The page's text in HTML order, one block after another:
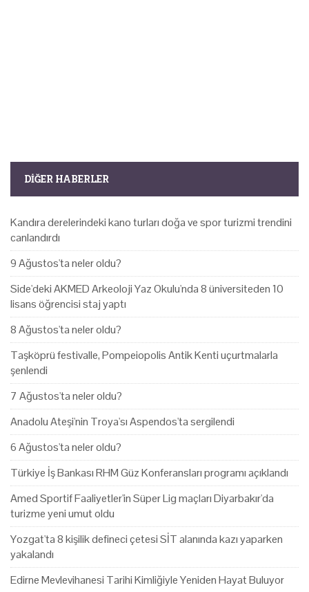
DIĞER HABERLER
Kandıra derelerindeki kano turları doğa ve spor turizmi trendini
canlandırdı
9 Ağustos'ta neler oldu?
Side'deki AKMED Arkeoloji Yaz Okulu'nda 8 üniversiteden 10
lisans öğrencisi staj yaptı
8 Ağustos'ta neler oldu?
Taşköprü festivalle, Pompeiopolis Antik Kenti uçurtmalarla
şenlendi
7 Ağustos'ta neler oldu?
Anadolu Ateşi'nin Troya'sı Aspendos'ta sergilendi
6 Ağustos'ta neler oldu?
Türkiye İş Bankası RHM Güz Konferansları programı açıklandı
Amed Sportif Faaliyetler'in Süper Lig maçları Diyarbakır'da
turizme yeni umut oldu
Yozgat'ta 8 kişilik defineci çetesi SİT alanında kazı yaparken
yakalandı
Edirne Mevlevihanesi Tarihi Kimliğiyle Yeniden Hayat Buluyor